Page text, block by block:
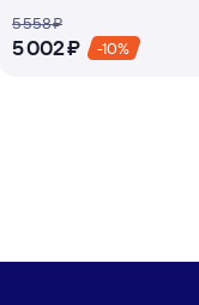
5 ⁠558 ⁠₽
5 ⁠002 ⁠₽ -10%